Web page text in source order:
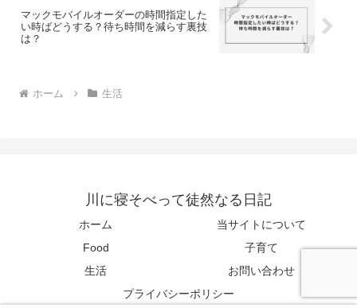
マックモバイルオーダーの時間指定した
い時ばどうする？待ち時間を減らす裏技
は？
ホーム 生活
川に寝そべって徒然なる日記
ホーム
当サイトについて
Food
子育て
生活
お問い合わせ
プライバシーポリシー